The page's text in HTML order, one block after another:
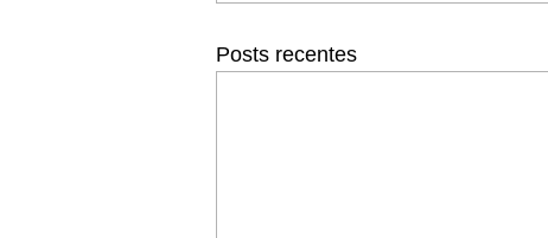
Posts recentes